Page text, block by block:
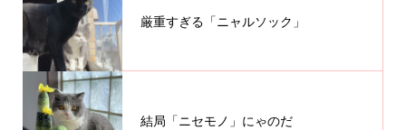
厳重すぎる「ニャルソック」
結局「ニセモノ」にゃのだ